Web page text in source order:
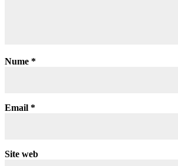
Nume *
Email *
Site web